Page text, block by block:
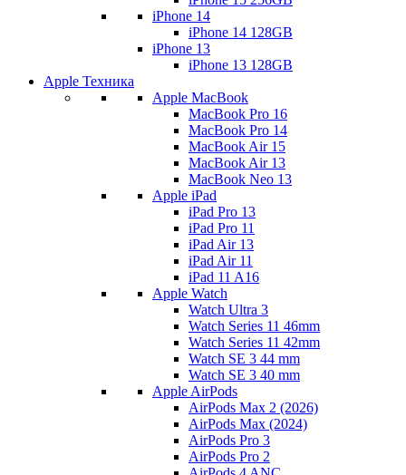
iPhone 14
iPhone 14 128GB
iPhone 13
iPhone 13 128GB
Apple Техника
Apple MacBook
MacBook Pro 16
MacBook Pro 14
MacBook Air 15
MacBook Air 13
MacBook Neo 13
Apple iPad
iPad Pro 13
iPad Pro 11
iPad Air 13
iPad Air 11
iPad 11 A16
Apple Watch
Watch Ultra 3
Watch Series 11 46mm
Watch Series 11 42mm
Watch SE 3 44 mm
Watch SE 3 40 mm
Apple AirPods
AirPods Max 2 (2026)
AirPods Max (2024)
AirPods Pro 3
AirPods Pro 2